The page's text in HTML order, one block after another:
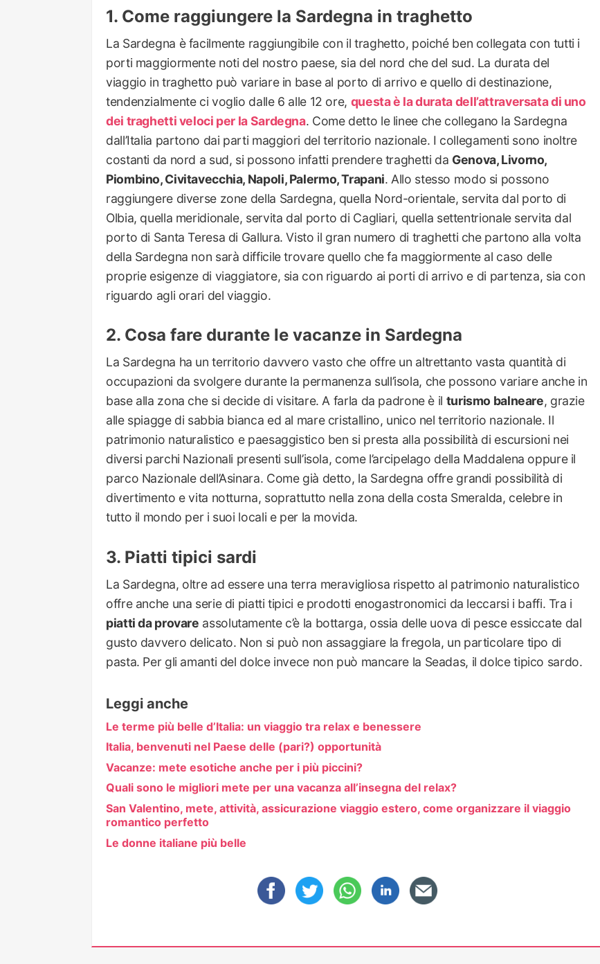
Come raggiungere la Sardegna in traghetto
La Sardegna è facilmente raggiungibile con il traghetto, poiché ben collegata con tutti i
porti maggiormente noti del nostro paese, sia del nord che del sud. La durata del
viaggio in traghetto può variare in base al porto di arrivo e quello di destinazione,
tendenzialmente ci voglio dalle 6 alle 12 ore, questa è la durata dell’attraversata di uno
dei traghetti veloci per la Sardegna. Come detto le linee che collegano la Sardegna
dall’Italia partono dai parti maggiori del territorio nazionale. I collegamenti sono inoltre
costanti da nord a sud, si possono infatti prendere traghetti da Genova, Livorno,
Piombino, Civitavecchia, Napoli, Palermo, Trapani. Allo stesso modo si possono
raggiungere diverse zone della Sardegna, quella Nord-orientale, servita dal porto di
Olbia, quella meridionale, servita dal porto di Cagliari, quella settentrionale servita dal
porto di Santa Teresa di Gallura. Visto il gran numero di traghetti che partono alla volta
della Sardegna non sarà difficile trovare quello che fa maggiormente al caso delle
proprie esigenze di viaggiatore, sia con riguardo ai porti di arrivo e di partenza, sia con
riguardo agli orari del viaggio.
Cosa fare durante le vacanze in Sardegna
La Sardegna ha un territorio davvero vasto che offre un altrettanto vasta quantità di
occupazioni da svolgere durante la permanenza sull’isola, che possono variare anche in
base alla zona che si decide di visitare. A farla da padrone è il turismo balneare, grazie
alle spiagge di sabbia bianca ed al mare cristallino, unico nel territorio nazionale. Il
patrimonio naturalistico e paesaggistico ben si presta alla possibilità di escursioni nei
diversi parchi Nazionali presenti sull’isola, come l’arcipelago della Maddalena oppure il
parco Nazionale dell’Asinara. Come già detto, la Sardegna offre grandi possibilità di
divertimento e vita notturna, soprattutto nella zona della costa Smeralda, celebre in
tutto il mondo per i suoi locali e per la movida.
Piatti tipici sardi
La Sardegna, oltre ad essere una terra meravigliosa rispetto al patrimonio naturalistico
offre anche una serie di piatti tipici e prodotti enogastronomici da leccarsi i baffi. Tra i
piatti da provare assolutamente c’è la bottarga, ossia delle uova di pesce essiccate dal
gusto davvero delicato. Non si può non assaggiare la fregola, un particolare tipo di
pasta. Per gli amanti del dolce invece non può mancare la Seadas, il dolce tipico sardo.
Leggi anche
Le terme più belle d’Italia: un viaggio tra relax e benessere
Italia, benvenuti nel Paese delle (pari?) opportunità
Vacanze: mete esotiche anche per i più piccini?
Quali sono le migliori mete per una vacanza all’insegna del relax?
San Valentino, mete, attività, assicurazione viaggio estero, come organizzare il viaggio
romantico perfetto
Le donne italiane più belle